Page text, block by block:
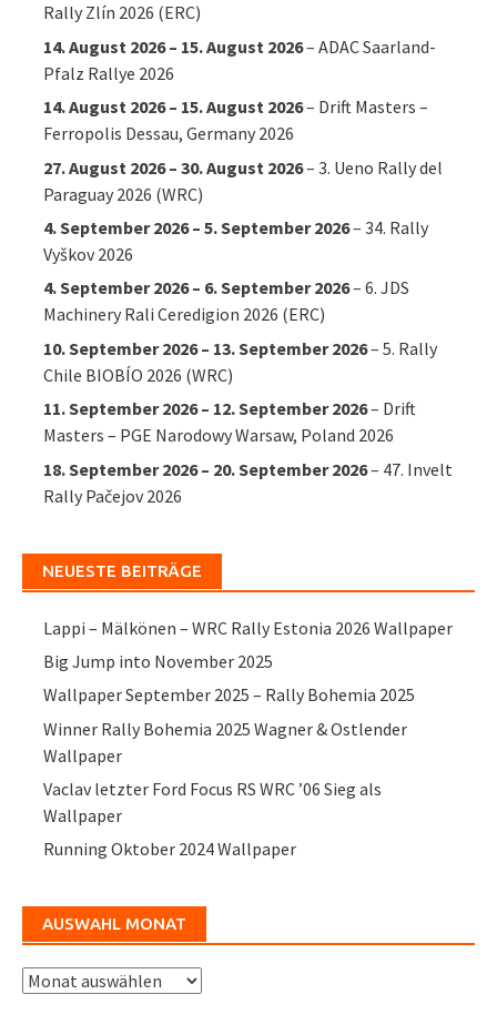
Rally Zlín 2026 (ERC)
14. August 2026– 15. August 2026–ADAC Saarland-
Pfalz Rallye 2026
14. August 2026– 15. August 2026– Drift Masters –
Ferropolis Dessau, Germany 2026
27. August 2026– 30. August 2026–3. Ueno Rally del
Paraguay 2026 (WRC)
4. September 2026– 5. September 2026–34. Rally
Vyškov 2026
4. September 2026– 6. September 2026–6. JDS
Machinery Rali Ceredigion 2026 (ERC)
10. September 2026– 13. September 2026–5. Rally
Chile BIOBÍO 2026 (WRC)
11. September 2026– 12. September 2026– Drift
Masters – PGE Narodowy Warsaw, Poland 2026
18. September 2026– 20. September 2026– 47. Invelt
Rally Pačejov 2026
NEUESTE BEITRÄGE
Lappi – Mälkönen – WRC Rally Estonia 2026 Wallpaper
Big Jump into November 2025
Wallpaper September 2025 – Rally Bohemia 2025
Winner Rally Bohemia 2025 Wagner & Ostlender
Wallpaper
Vaclav letzter Ford Focus RS WRC ’06 Sieg als
Wallpaper
Running Oktober 2024 Wallpaper
AUSWAHL MONAT
Auswahl